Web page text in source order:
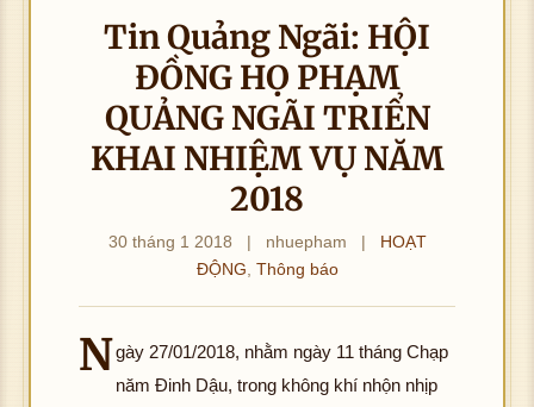
Tin Quảng Ngãi: HỘI
ĐỒNG HỌ PHẠM
QUẢNG NGÃI TRIỂN
KHAI NHIỆM VỤ NĂM
2018
30 tháng 1 2018 | nhuepham |
HOẠT
ĐỘNG Thông báo
Ngày 27/01/2018, nhằm ngày 11 tháng Chạp
năm Đinh Dậu, trong không khí nhộn nhịp